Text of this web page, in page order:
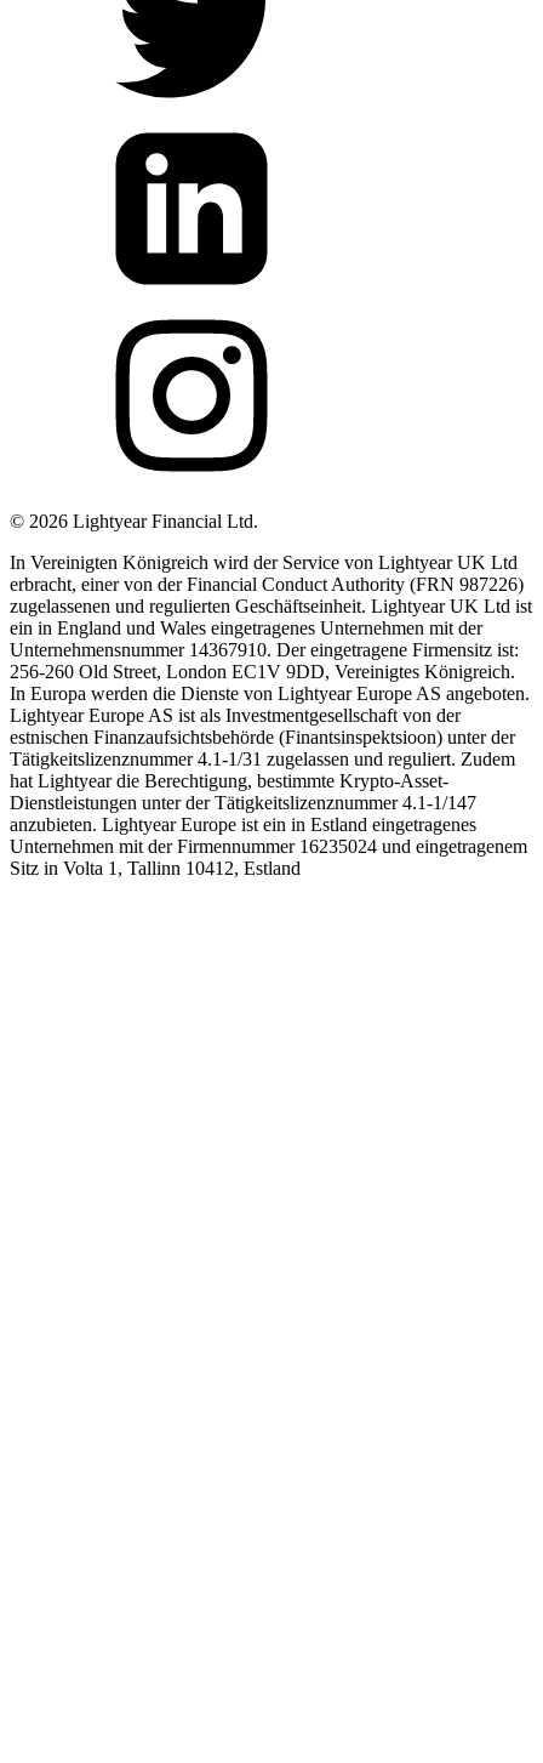
© 2026 Lightyear Financial Ltd.
In Vereinigten Königreich wird der Service von Lightyear UK Ltd
erbracht, einer von der Financial Conduct Authority (FRN 987226)
zugelassenen und regulierten Geschäftseinheit. Lightyear UK Ltd ist
ein in England und Wales eingetragenes Unternehmen mit der
Unternehmensnummer 14367910. Der eingetragene Firmensitz ist:
256-260 Old Street, London EC1V 9DD, Vereinigtes Königreich.
In Europa werden die Dienste von Lightyear Europe AS angeboten.
Lightyear Europe AS ist als Investmentgesellschaft von der
estnischen Finanzaufsichtsbehörde (Finantsinspektsioon) unter der
Tätigkeitslizenznummer 4.1-1/31 zugelassen und reguliert. Zudem
hat Lightyear die Berechtigung, bestimmte Krypto-Asset-
Dienstleistungen unter der Tätigkeitslizenznummer 4.1-1/147
anzubieten. Lightyear Europe ist ein in Estland eingetragenes
Unternehmen mit der Firmennummer 16235024 und eingetragenem
Sitz in Volta 1, Tallinn 10412, Estland